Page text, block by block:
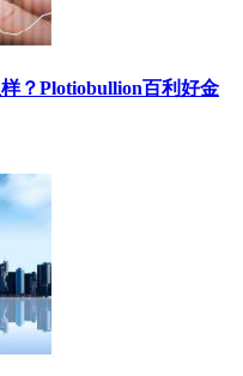
？Plotiobullion百利好金